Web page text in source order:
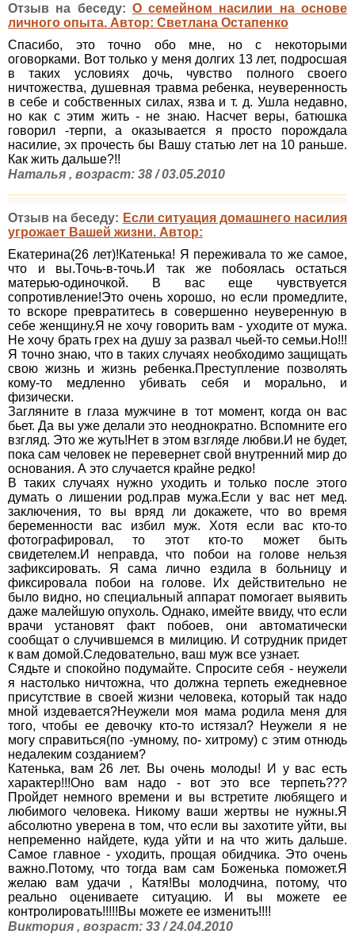
Отзыв на беседу: О семейном насилии на основе
личного опыта. Автор: Светлана Остапенко
Спасибо, это точно обо мне, но с некоторыми
оговорками. Вот только у меня долгих 13 лет, подросшая
в таких условиях дочь, чувство полного своего
ничтожества, душевная травма ребенка, неуверенность
в себе и собственных силах, язва и т. д. Ушла недавно,
но как с этим жить - не знаю. Насчет веры, батюшка
говорил -терпи, а оказывается я просто порождала
насилие, эх прочесть бы Вашу статью лет на 10 раньше.
Как жить дальше?!!
Наталья , возраст: 38 / 03.05.2010
Отзыв на беседу: Если ситуация домашнего насилия
угрожает Вашей жизни. Автор:
Екатерина(26 лет)!Катенька! Я переживала то же самое,
что и вы.Точь-в-точь.И так же побоялась остаться
матерью-одиночкой. В вас еще чувствуется
сопротивление!Это очень хорошо, но если промедлите,
то вскоре превратитесь в совершенно неуверенную в
себе женщину.Я не хочу говорить вам - уходите от мужа.
Не хочу брать грех на душу за развал чьей-то семьи.Но!!!
Я точно знаю, что в таких случаях необходимо защищать
свою жизнь и жизнь ребенка.Преступление позволять
кому-то медленно убивать себя и морально, и
физически.
Загляните в глаза мужчине в тот момент, когда он вас
бьет. Да вы уже делали это неоднократно. Вспомните его
взгляд. Это же жуть!Нет в этом взгляде любви.И не будет,
пока сам человек не перевернет свой внутренний мир до
основания. А это случается крайне редко!
В таких случаях нужно уходить и только после этого
думать о лишении род.прав мужа.Если у вас нет мед.
заключения, то вы вряд ли докажете, что во время
беременности вас избил муж. Хотя если вас кто-то
фотографировал, то этот кто-то может быть
свидетелем.И неправда, что побои на голове нельзя
зафиксировать. Я сама лично ездила в больницу и
фиксировала побои на голове. Их действительно не
было видно, но специальный аппарат помогает выявить
даже малейшую опухоль. Однако, имейте ввиду, что если
врачи установят факт побоев, они автоматически
сообщат о случившемся в милицию. И сотрудник придет
к вам домой.Следовательно, ваш муж все узнает.
Сядьте и спокойно подумайте. Спросите себя - неужели
я настолько ничтожна, что должна терпеть ежедневное
присутствие в своей жизни человека, который так надо
мной издевается?Неужели моя мама родила меня для
того, чтобы ее девочку кто-то истязал? Неужели я не
могу справиться(по -умному, по- хитрому) с этим отнюдь
недалеким созданием?
Катенька, вам 26 лет. Вы очень молоды! И у вас есть
характер!!!Оно вам надо - вот это все терпеть???
Пройдет немного времени и вы встретите любящего и
любимого человека. Никому ваши жертвы не нужны.Я
абсолютно уверена в том, что если вы захотите уйти, вы
непременно найдете, куда уйти и на что жить дальше.
Самое главное - уходить, прощая обидчика. Это очень
важно.Потому, что тогда вам сам Боженька поможет.Я
желаю вам удачи , Катя!Вы молодчина, потому, что
реально оцениваете ситуацию. И вы можете ее
контролировать!!!!!Вы можете ее изменить!!!!
Виктория , возраст: 33 / 24.04.2010